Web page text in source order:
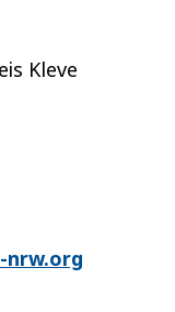
Kleve
nrw.org